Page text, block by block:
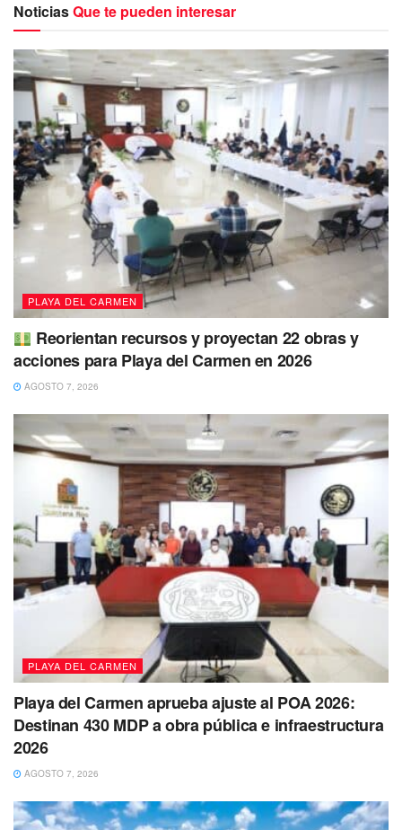
Al respecto, la directora de Trabajo y Promoción del
Empleo, Yuri Mayorgarealizó cordialmente la invitación
tanto a jóvenes como a adultospara que acudan a esta
feria,la cual iniciara a partir de las nueve de la mañana y
terminara aproximadamentea la una de la tarde,lugar en
donde diferentes empresas, comerciales, departamentales,
hotelería, entre otras,estarán contratando al personal
necesario para ocupar sus vacantes.
Para esto es importante tener en cuenta que
interesados deben presentarse con copias de sus
NoticiasQue te pueden interesar
PLAYA DEL CARMEN
Reorientan recursos y proyectan 22 obras y
acciones para Playa del Carmen en 2026
AGOSTO 7, 2026
PLAYA DEL CARMEN
Playa del Carmen aprueba ajuste al POA 2026:
Destinan 430 MDP a obra pública e infraestructura
2026
AGOSTO 7, 2026